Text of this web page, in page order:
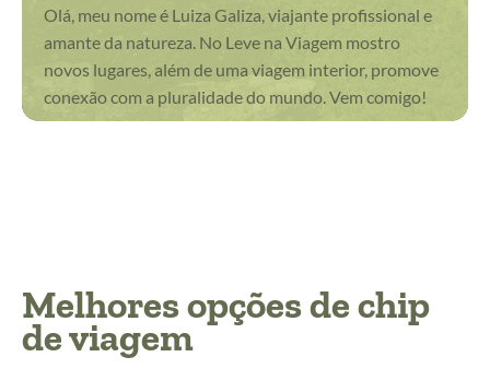
Olá, meu nome é Luiza Galiza, viajante profissional e
amante da natureza. No Leve na Viagem mostro
novos lugares, além de uma viagem interior, promove
conexão com a pluralidade do mundo. Vem comigo!
Melhores opções de chip
de viagem